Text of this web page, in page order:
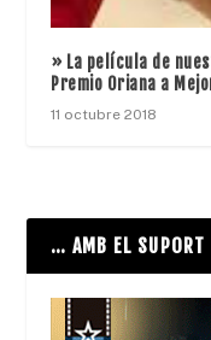
» La película de
Premio Oriana a
11 octubre 2018
… AMB EL SUPORT